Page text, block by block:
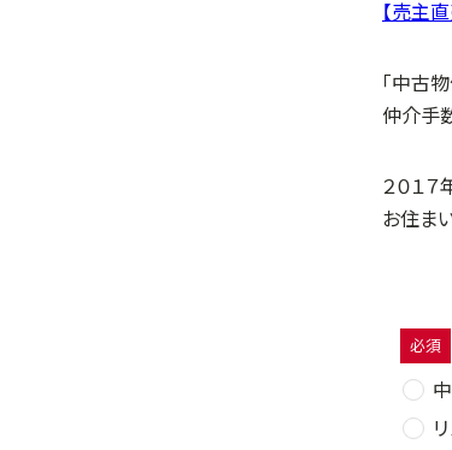
【売主
「中古
仲介手
２０１
お住ま
必須